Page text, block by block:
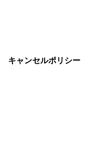
キャンセルポリシー